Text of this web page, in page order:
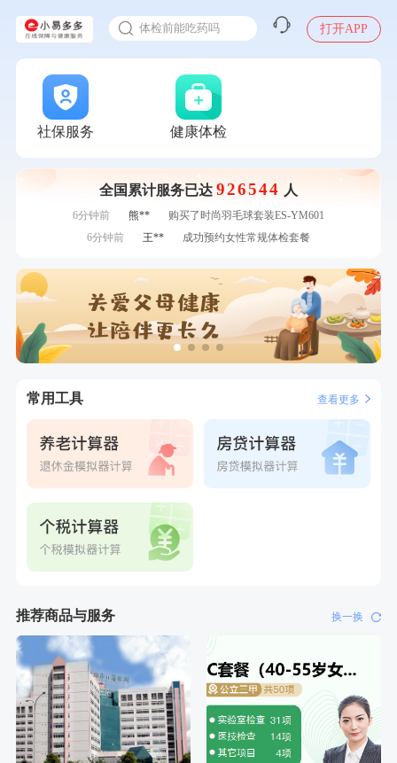
体检前能吃药吗
入职体检在线预约
甲状腺癌怎么筛查
打开APP
社保服务 健康体检
全国累计服务已达 926544 人
刚刚 侯**
购买了汤臣倍健水飞蓟葛根丹参片（护肝片）1.02g*120片
刚刚
毛**
成功预约了尊享版孕前套餐（女）
刚刚
毛**
成功预约了尊享版孕前套餐（女）
1分钟前
成功预约了商务应酬体检（男）
毛**
购买了汤臣倍健多维男士多种维生素矿物质片1.5g*60片*2
瓶
周**
购买了BP3颈椎热敷枕
黎**
购买了厨房家用多功能不锈钢刀具六件套装
6分钟前
熊**
购买了时尚羽毛球套装ES-YM601
6分钟前
王**
成功预约女性常规体检套餐
7分钟前
购买了七年五季黑咖啡速溶低脂无添加蔗糖美式咖啡粉
24g*2盒
刚刚
购买了汤臣倍健水飞蓟葛根丹参片（护肝片）1.02g*120片
刚刚
侯** 购买了汤臣倍健水飞蓟葛根丹参片（护肝片）1.02g*120片
常用工具 查看更多
推荐商品与服务 换一换